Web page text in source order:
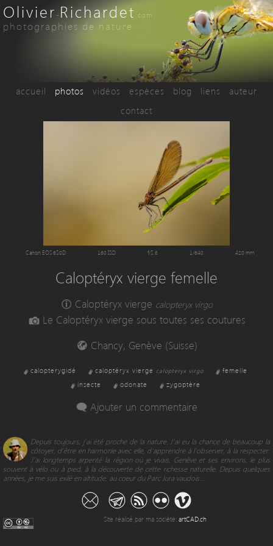
Olivier - Richardet .com
photographies de nature
accueil photos vidéos espèces blog liens
auteur
contact
Canon EOS 650D 160 ISO f/5.6 1/640 420 mm
Caloptéryx vierge femelle
Caloptéryx vierge calopteryx virgo
Le Caloptéryx vierge sous toutes ses coutures
Chancy, Genève (Suisse)
calopterygidé caloptéryx vierge calopteryx virgo
femelle
insecte
odonate zygoptère
Ajouter un commentaire
Depuis toujours, j’ai été proche de la nature. J’ai eu la chance de beaucoup la
côtoyer, d’être en harmonie avec elle, d'apprendre à l’observer, à la respecter.
J’ai longtemps arpenté la région où je vivais, Genève et ses environs, le plus
souvent à vélo ou à pied, à la découverte de cette richesse naturelle. Depuis quelques
années, je me suis exilé en altitude, au coeur du Parc Jura vaudois...
Site réalisé par ma société: artCAD.ch